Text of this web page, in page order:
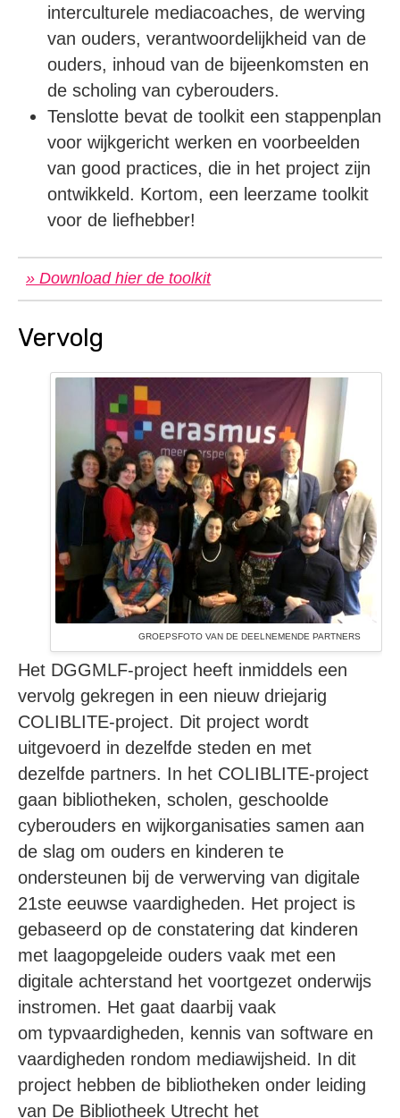
interculturele mediacoaches, de werving
van ouders, verantwoordelijkheid van de
ouders, inhoud van de bijeenkomsten en
de scholing van cyberouders.
Tenslotte bevat de toolkit een stappenplan
voor wijkgericht werken en voorbeelden
van good practices, die in het project zijn
ontwikkeld. Kortom, een leerzame toolkit
voor de liefhebber!
» Download hier de toolkit
Vervolg
GROEPSFOTO VAN DE DEELNEMENDE PARTNERS
Het DGGMLF-project heeft inmiddels een
vervolg gekregen in een nieuw driejarig
COLIBLITE-project. Dit project wordt
uitgevoerd in dezelfde steden en met
dezelfde partners. In het COLIBLITE-project
gaan bibliotheken, scholen, geschoolde
cyberouders en wijkorganisaties samen aan
de slag om ouders en kinderen te
ondersteunen bij de verwerving van digitale
21ste eeuwse vaardigheden. Het project is
gebaseerd op de constatering dat kinderen
met laagopgeleide ouders vaak met een
digitale achterstand het voortgezet onderwijs
instromen. Het gaat daarbij vaak
om typvaardigheden, kennis van software en
vaardigheden rondom mediawijsheid. In dit
project hebben de bibliotheken onder leiding
van De Bibliotheek Utrecht het